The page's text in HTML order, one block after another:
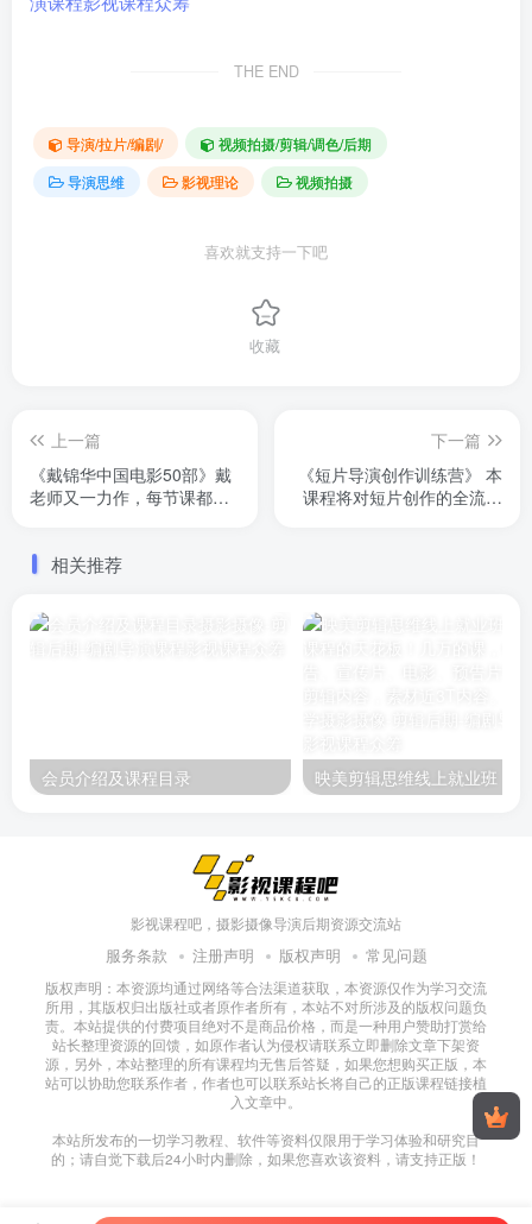
THE END
导演/拉片/编剧/
视频拍摄/剪辑/调色/后期
导演思维
影视理论 视频拍摄
喜欢就支持一下吧
收藏
上一篇
《戴锦华中国电影50部》戴
老师又一力作，每节课都超
下一篇
《短片导演创作训练营》 本
课程将对短片创作的全流程
作者走好入行的第一步。原
相关推荐
会员介绍及课程目录
影视课程吧，摄影摄像导演后期资源交流站
服务条款 注册声明 版权声明 常见问题
版权声明：本资源均通过网络等合法渠道获取，本资源仅作为学习交流
所用，其版权归出版社或者原作者所有，本站不对所涉及的版权问题负
责。本站提供的付费项目绝对不是商品价格，而是一种用户赞助打赏给
站长整理资源的回馈，如原作者认为侵权请联系立即删除文章下架资
源，另外，本站整理的所有课程均无售后答疑，如果您想购买正版，本
站可以协助您联系作者，作者也可以联系站长将自己的正版课程链接植
入文章中。
本站所发布的一切学习教程、软件等资料仅限用于学习体验和研究目
的；请自觉下载后24小时内删除，如果您喜欢该资料，请支持正版！